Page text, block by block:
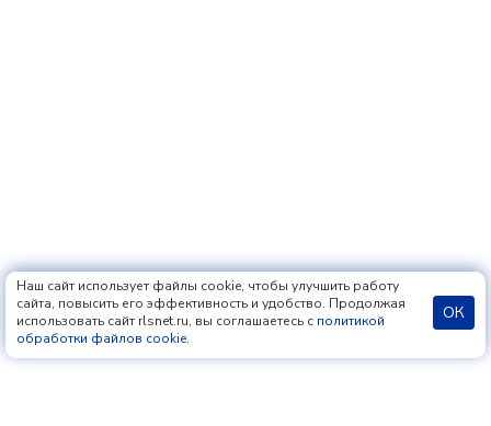
Наш сайт использует файлы cookie, чтобы улучшить работу
сайта, повысить его эффективность и удобство. Продолжая
использовать сайт rlsnet.ru, вы соглашаетесь с политикой
обработки файлов cookie.
ОК